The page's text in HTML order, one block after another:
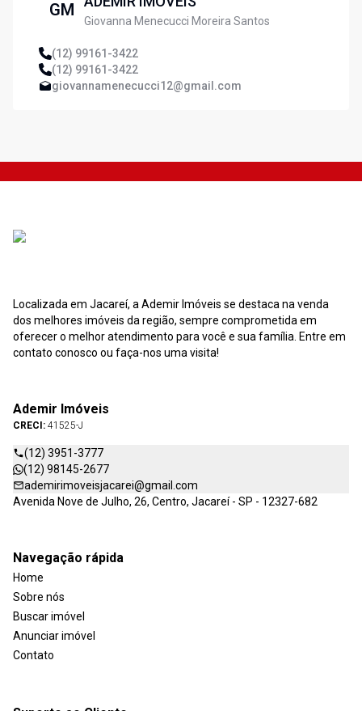
GM
Giovanna Menecucci Moreira Santos
(12) 99161-3422
(12) 99161-3422
giovannamenecucci12@gmail.com
Localizada em Jacareí, a Ademir Imóveis se destaca na venda
dos melhores imóveis da região, sempre comprometida em
oferecer o melhor atendimento para você e sua família. Entre em
contato conosco ou faça-nos uma visita!
Ademir Imóveis
CRECI: 41525-J
(12) 3951-3777
(12) 98145-2677
ademirimoveisjacarei@gmail.com
Avenida Nove de Julho, 26, Centro, Jacareí - SP - 12327-682
Navegação rápida
Home
Sobre nós
Buscar imóvel
Anunciar imóvel
Contato